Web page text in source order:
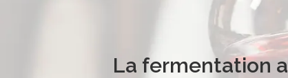
La fermentation